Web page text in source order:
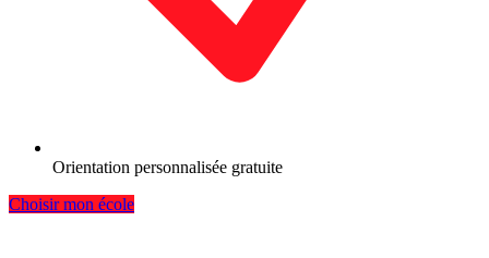
Orientation personnalisée gratuite
Choisir mon école